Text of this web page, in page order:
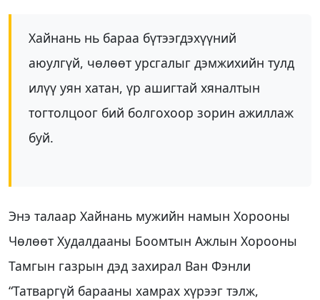
Хайнань нь бараа бүтээгдэхүүний
аюулгүй, чөлөөт урсгалыг дэмжихийн тулд
илүү уян хатан, үр ашигтай хяналтын
тогтолцоог бий болгохоор зорин ажиллаж
буй.
Энэ талаар Хайнань мужийн намын Хорооны
Чөлөөт Худалдааны Боомтын Ажлын Хорооны
Тамгын газрын дэд захирал Ван Фэнли
“Татваргүй барааны хамрах хүрээг тэлж,